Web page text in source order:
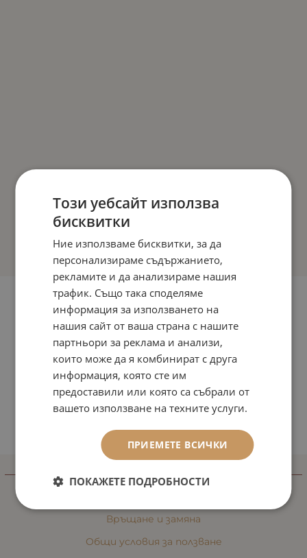
ИНФОРМАЦИЯ
Връщане и замяна
Общи условия за ползване
Този уебсайт използва
бисквитки
Ние използваме бисквитки, за да
персонализираме съдържанието,
рекламите и да анализираме нашия
трафик. Също така споделяме
информация за използването на
нашия сайт от ваша страна с нашите
партньори за реклама и анализи,
които може да я комбинират с друга
информация, която сте им
предоставили или която са събрали от
вашето използване на техните услуги.
ПРИЕМЕТЕ ВСИЧКИ
ПОКАЖЕТЕ ПОДРОБНОСТИ